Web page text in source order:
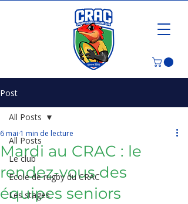
Post
All Posts
Le club
Ecole de rugby du CRAC
Les stages
All Posts
Mardi au CRAC : le
rendez-vous des
équipes seniors
6 mai 1 min de lecture